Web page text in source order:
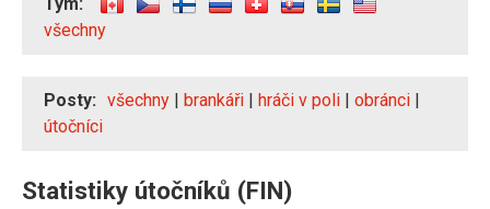
všechny
Posty: všechny | brankáři | hráči v poli | obránci |
útočníci
Statistiky útočníků (FIN)